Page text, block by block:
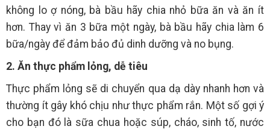
không lo ợ nóng, bà bầu hãy chia nhỏ bữa ăn và ăn ít
hơn. Thay vì ăn 3 bữa một ngày, bà bầu hãy chia làm 6
bữa/ngày để đảm bảo đủ dinh dưỡng và no bụng.
2. Ăn thực phẩm lỏng, dễ tiêu
Thực phẩm lỏng sẽ di chuyển qua dạ dày nhanh hơn và
thường ít gây khó chịu như thực phẩm rắn. Một số gợi ý
cho bạn đó là sữa chua hoặc súp, cháo, sinh tố, nước